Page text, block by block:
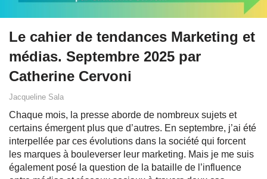
Le cahier de tendances Marketing et
médias. Septembre 2025 par
Catherine Cervoni
Jacqueline Sala
Chaque mois, la presse aborde de nombreux sujets et
certains émergent plus que d’autres. En septembre, j’ai été
interpellée par ces évolutions dans la société qui forcent
les marques à bouleverser leur marketing. Mais je me suis
également posé la question de la bataille de l’influence